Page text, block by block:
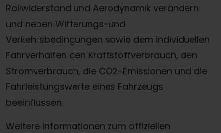
Rollwiderstand und Aerodynamik verändern
und neben Witterungs-und
Verkehrsbedingungen sowie dem individuellen
Fahrverhalten den Kraftstoffverbrauch, den
Stromverbrauch, die CO2-Emissionen und die
Fahrleistungswerte eines Fahrzeugs
beeinflussen.
Weitere Informationen zum offiziellen